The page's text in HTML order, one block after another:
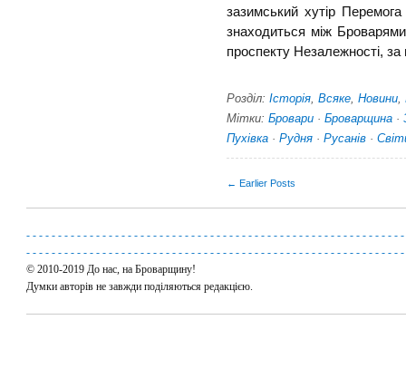
зазимський хутір
знаходиться між Броварями
проспекту Незалежності,
Розділ: Історія Всяке Новини
Мітки: Бровари · Броварщина ·
Пухівка · Рудня · Русанів ·
← Earlier Posts
- - - - - - - - - - - - - - - - - - - - - - - - - - - - - - - - - - - - - - - - - - - - - - - - - - - - - - - - - - - -
- - - - - - - - - - - - - - - - - - - - - - - - - - - - - - - - - - - - - - - - - - - - - - - - - - - - - - - - - - - -
© 2010-2019 До нас, на Броварщину!
Думки авторів не завжди поділяються редакцією.